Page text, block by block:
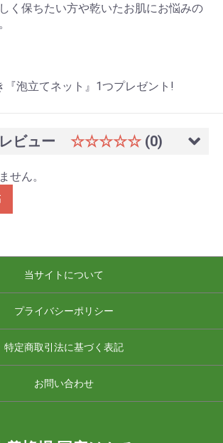
く保ちたい方や乾いたお肌にお悩みの
『泡立てネット』1つプレゼント!
ビュー ☆☆☆☆☆ (0)
せん。
当サイトについて
プライバシーポリシー
特定商取引法に基づく表記
お問い合わせ